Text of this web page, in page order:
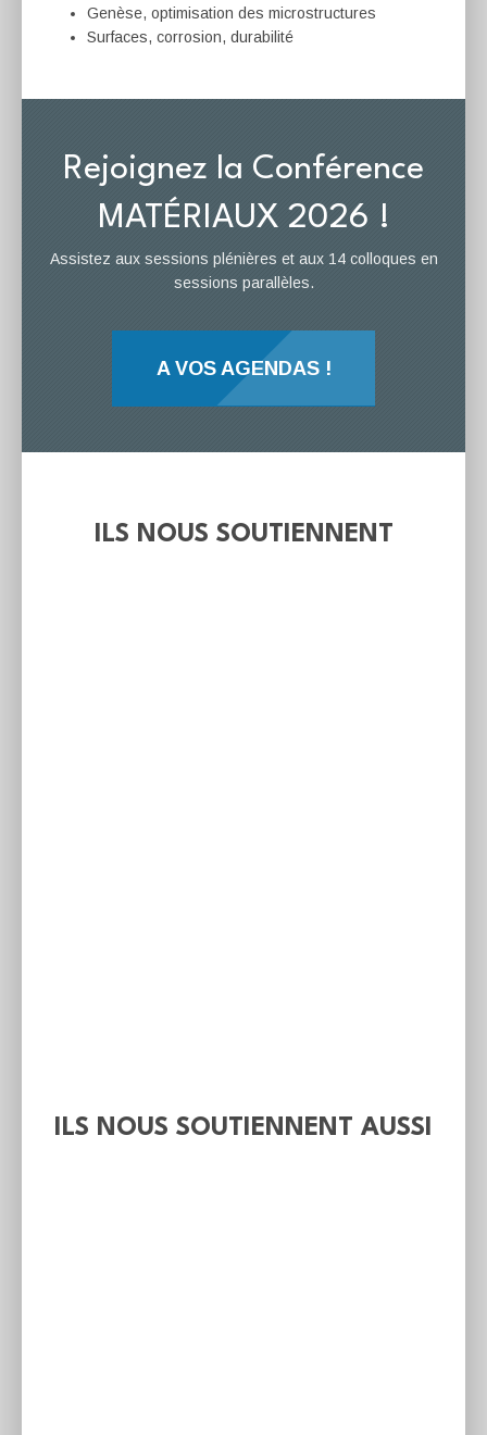
Genèse, optimisation des microstructures
Surfaces, corrosion, durabilité
Rejoignez la Conférence
MATÉRIAUX 2026 !
Assistez aux sessions plénières et aux 14 colloques en
sessions parallèles.
A VOS AGENDAS !
ILS NOUS SOUTIENNENT
ILS NOUS SOUTIENNENT AUSSI